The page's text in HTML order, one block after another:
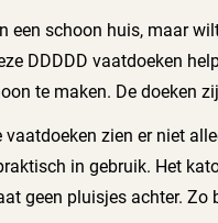
een schoon huis, maar
DDDDD vaatdoeken
te maken. De doeken
vaatdoeken zien er niet
in gebruik. Het
geen pluisjes achter. Zo